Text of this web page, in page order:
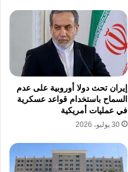
إيران تحث دولا أوروبية على عدم
السماح باستخدام قواعد عسكرية
في عمليات أمريكية
30 يوليو، 2026